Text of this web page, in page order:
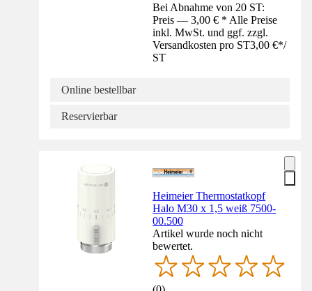
Bei Abnahme von 20 ST:
Preis — 3,00 € * Alle Preise
inkl. MwSt. und ggf. zzgl.
Versandkosten pro ST3,00 €*/
ST
Online bestellbar
Reservierbar
Heimeier Thermostatkopf
Halo M30 x 1,5 weiß 7500-
00.500
Artikel wurde noch nicht
bewertet.